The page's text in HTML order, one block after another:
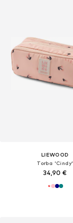
LIEWOOD
Torba 'Cindy'
34,90 €